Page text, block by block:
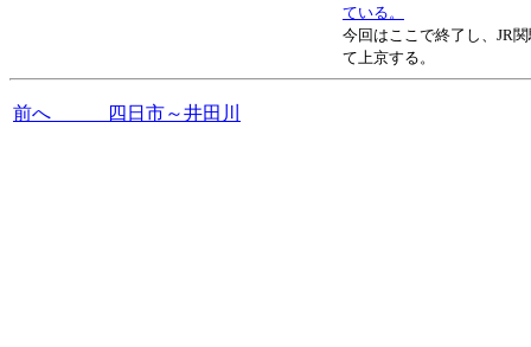
ている。
今回はここで終了し、JR
て上京する。
前へ 四日市～井田川